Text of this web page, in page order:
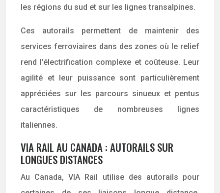
les régions du sud et sur les lignes transalpines.
Ces autorails permettent de maintenir des
services ferroviaires dans des zones où le relief
rend l’électrification complexe et coûteuse. Leur
agilité et leur puissance sont particulièrement
appréciées sur les parcours sinueux et pentus
caractéristiques de nombreuses lignes
italiennes.
VIA RAIL AU CANADA : AUTORAILS SUR
LONGUES DISTANCES
Au Canada, VIA Rail utilise des autorails pour